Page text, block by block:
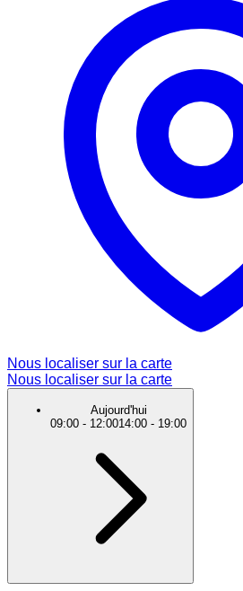
Nous localiser sur la carte
Nous localiser sur la carte
Aujourd'hui
09:00 - 12:0014:00 - 19:00